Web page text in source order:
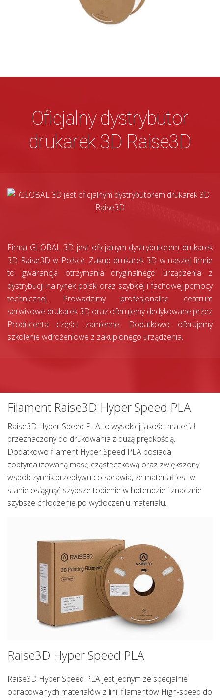
Oficjalny dystrybutor
drukarek 3D Raise3D
Firma GLOBAL 3D jest oficjalnym dystrybutorem drukarek
3D Raise3D w Polsce. Zakup drukarek 3D w naszej firmie
to gwarancja otrzymania oryginalnego urządzenia z
dystrybucji na rynek polski oraz szybkiej i fachowej pomocy
technicznej. Prowadzimy profesjonalne centrum
serwisowe drukarek 3D oraz oferujemy dedykowane przez
Producenta części zamienne. Dodatkowo oferujemy
szkolenie wdrożeniowe z zakupionego urządzenia.
Filament Raise3D Hyper Speed PLA
Raise3D Hyper Speed PLA to wysokiej jakości materiał
przeznaczony do drukowania z dużą prędkością.
Dodatkowo filament Hyper Speed PLA posiada
zoptymalizowaną masę cząsteczkową oraz zwiększony
współczynnik przepływu co sprawia, że materiał jest w
stanie osiągnąć szybsze topienie w hotendzie i znacznie
szybsze chłodzenie po wytłoczeniu materiału.
Raise3D Hyper Speed PLA
Raise3D Hyper Speed PLA jest jednym ze specjalnie
opracowanych materiałów z linii filamentów High-speed do